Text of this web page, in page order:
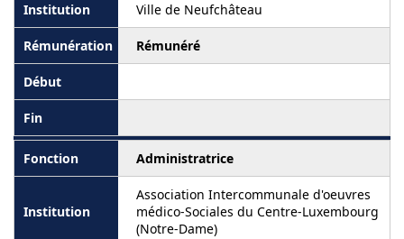
Ville de Neufchâteau
Rémunéré
Administratrice
Association Intercommunale d'oeuvres
médico-Sociales du Centre-Luxembourg
(Notre-Dame)